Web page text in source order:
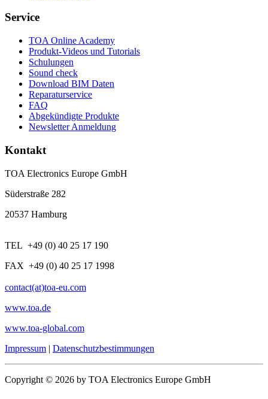
Service
TOA Online Academy
Produkt-Videos und Tutorials
Schulungen
Sound check
Download BIM Daten
Reparaturservice
FAQ
Abgekündigte Produkte
Newsletter Anmeldung
Kontakt
TOA Electronics Europe GmbH
Süderstraße 282
20537 Hamburg
TEL +49 (0) 40 25 17 190
FAX +49 (0) 40 25 17 1998
contact(at)toa-eu.com
www.toa.de
www.toa-global.com
Impressum | Datenschutzbestimmungen
Copyright © 2026 by TOA Electronics Europe GmbH